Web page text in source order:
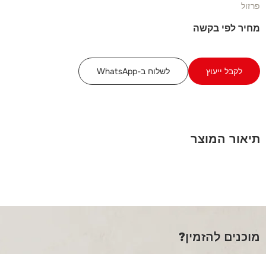
פרזול
מחיר לפי בקשה
לקבל ייעוץ לשלוח ב-WhatsApp
תיאור המוצר
מוכנים להזמין?